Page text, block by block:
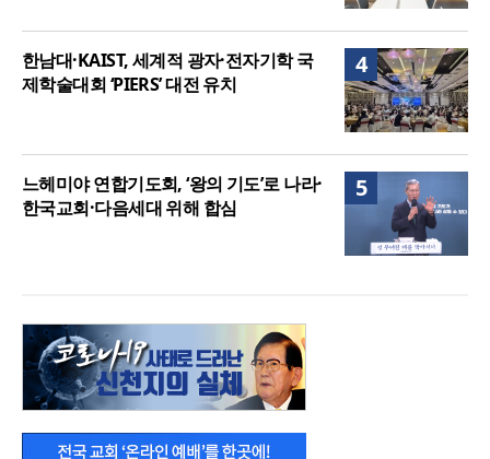
4
한남대·KAIST, 세계적 광자·전자기학 국
제학술대회 ‘PIERS’ 대전 유치
5
느헤미야 연합기도회, ‘왕의 기도’로 나라·
한국교회·다음세대 위해 합심